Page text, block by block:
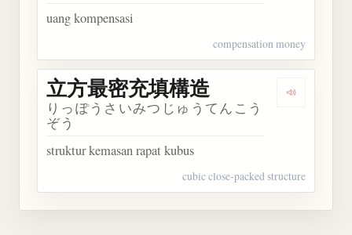
uang kompensasi
compensation money
Dengarkan
立方最密充填構造
りっぽうさいみつじゅうてんこう
ぞう
struktur kemasan rapat kubus
cubic close-packed structure